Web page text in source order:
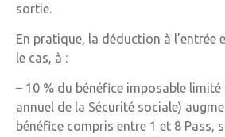
sortie.
En pratique, la déduction à l’entrée
le cas, à :
– 10 % du bénéfice imposable limité
annuel de la Sécurité sociale)
bénéfice compris entre 1 et 8 Pass,